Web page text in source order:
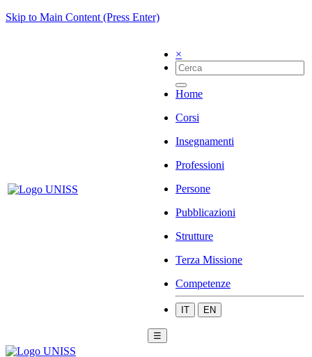
Skip to Main Content (Press Enter)
×
Home
Corsi
Insegnamenti
Professioni
Persone
Pubblicazioni
Strutture
Terza Missione
Competenze
IT EN
☰